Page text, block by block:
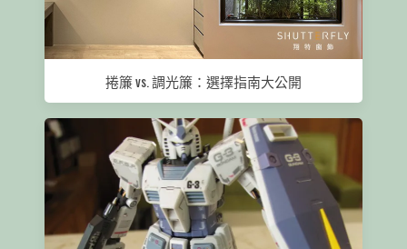
捲簾 vs. 調光簾：選擇指南大公開